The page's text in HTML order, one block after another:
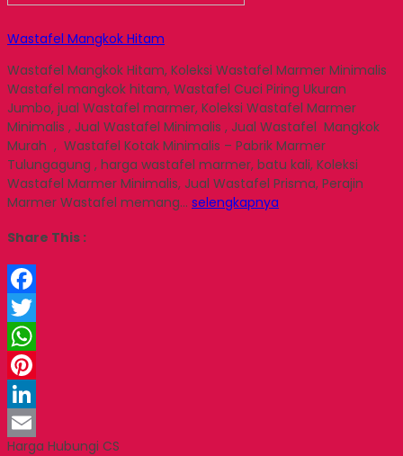
Wastafel Mangkok Hitam
Wastafel Mangkok Hitam, Koleksi Wastafel Marmer Minimalis
Wastafel mangkok hitam, Wastafel Cuci Piring Ukuran
Jumbo, jual Wastafel marmer, Koleksi Wastafel Marmer
Minimalis , Jual Wastafel Minimalis , Jual Wastafel Mangkok
Murah , Wastafel Kotak Minimalis – Pabrik Marmer
Tulungagung , harga wastafel marmer, batu kali, Koleksi
Wastafel Marmer Minimalis, Jual Wastafel Prisma, Perajin
Marmer Wastafel memang… selengkapnya
Share This :
Facebook
Twitter
WhatsApp
Pinterest
LinkedIn
Email
Harga Hubungi CS